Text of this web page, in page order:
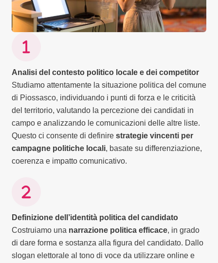
Analisi del contesto politico locale e dei competitor
Studiamo attentamente la situazione politica del comune
di Piossasco, individuando i punti di forza e le criticità
del territorio, valutando la percezione dei candidati in
campo e analizzando le comunicazioni delle altre liste.
Questo ci consente di definire strategie vincenti per
campagne politiche locali, basate su differenziazione,
coerenza e impatto comunicativo.
Definizione dell’identità politica del candidato
Costruiamo una narrazione politica efficace, in grado
di dare forma e sostanza alla figura del candidato. Dallo
slogan elettorale al tono di voce da utilizzare online e